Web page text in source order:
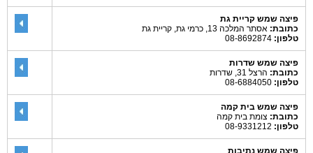
פיצה שמש קריית גת
כתובת: אסתר המלכה 13, כרמי גת, קריית גת
טלפון:
פיצה שמש שדרות
כתובת: הרצל 31, שדרות
טלפון:
פיצה שמש בית קמה
כתובת: צומת בית קמה
טלפון:
פיצה שמש נתיבות